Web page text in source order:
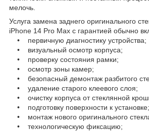
мелочь.
Услуга замена заднего оригинального
iPhone 14 Pro Max с гарантией обычно
• первичную диагностику устройства;
• визуальный осмотр корпуса;
• проверку состояния рамки;
• осмотр зоны камер;
• безопасный демонтаж разбитого
• удаление старого клеевого слоя;
• очистку корпуса от стеклянной
• подготовку поверхности к установке;
• монтаж нового оригинального
• технологическую фиксацию;